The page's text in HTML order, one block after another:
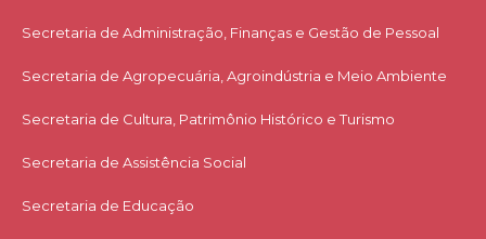
Secretaria de Administração, Finanças e Gestão de Pessoal
Secretaria de Agropecuária, Agroindústria e Meio Ambiente
Secretaria de Cultura, Patrimônio Histórico e Turismo
Secretaria de Assistência Social
Secretaria de Educação